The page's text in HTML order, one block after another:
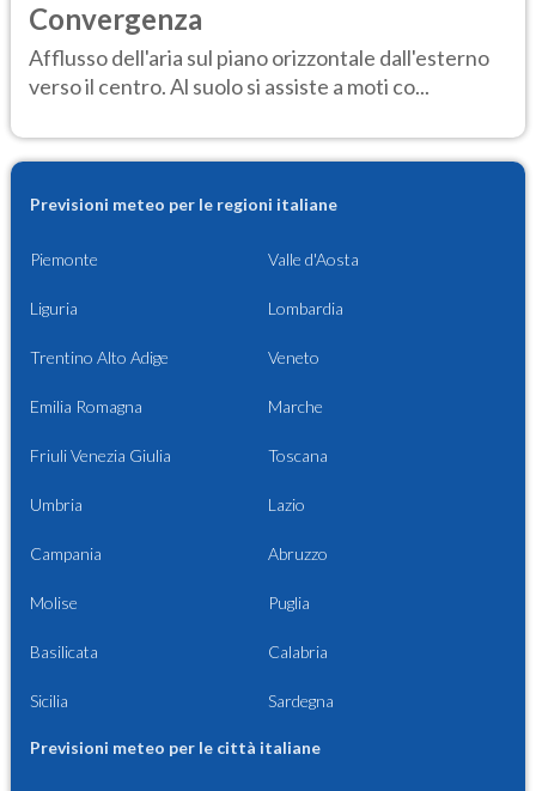
Convergenza
Afflusso dell'aria sul piano orizzontale dall'esterno
verso il centro. Al suolo si assiste a moti co...
Previsioni meteo per le regioni italiane
Piemonte Valle d'Aosta
Liguria Lombardia
Trentino Alto Adige Veneto
Emilia Romagna Marche
Friuli Venezia Giulia Toscana
Umbria Lazio
Campania Abruzzo
Molise Puglia
Basilicata Calabria
Sicilia Sardegna
Previsioni meteo per le città italiane